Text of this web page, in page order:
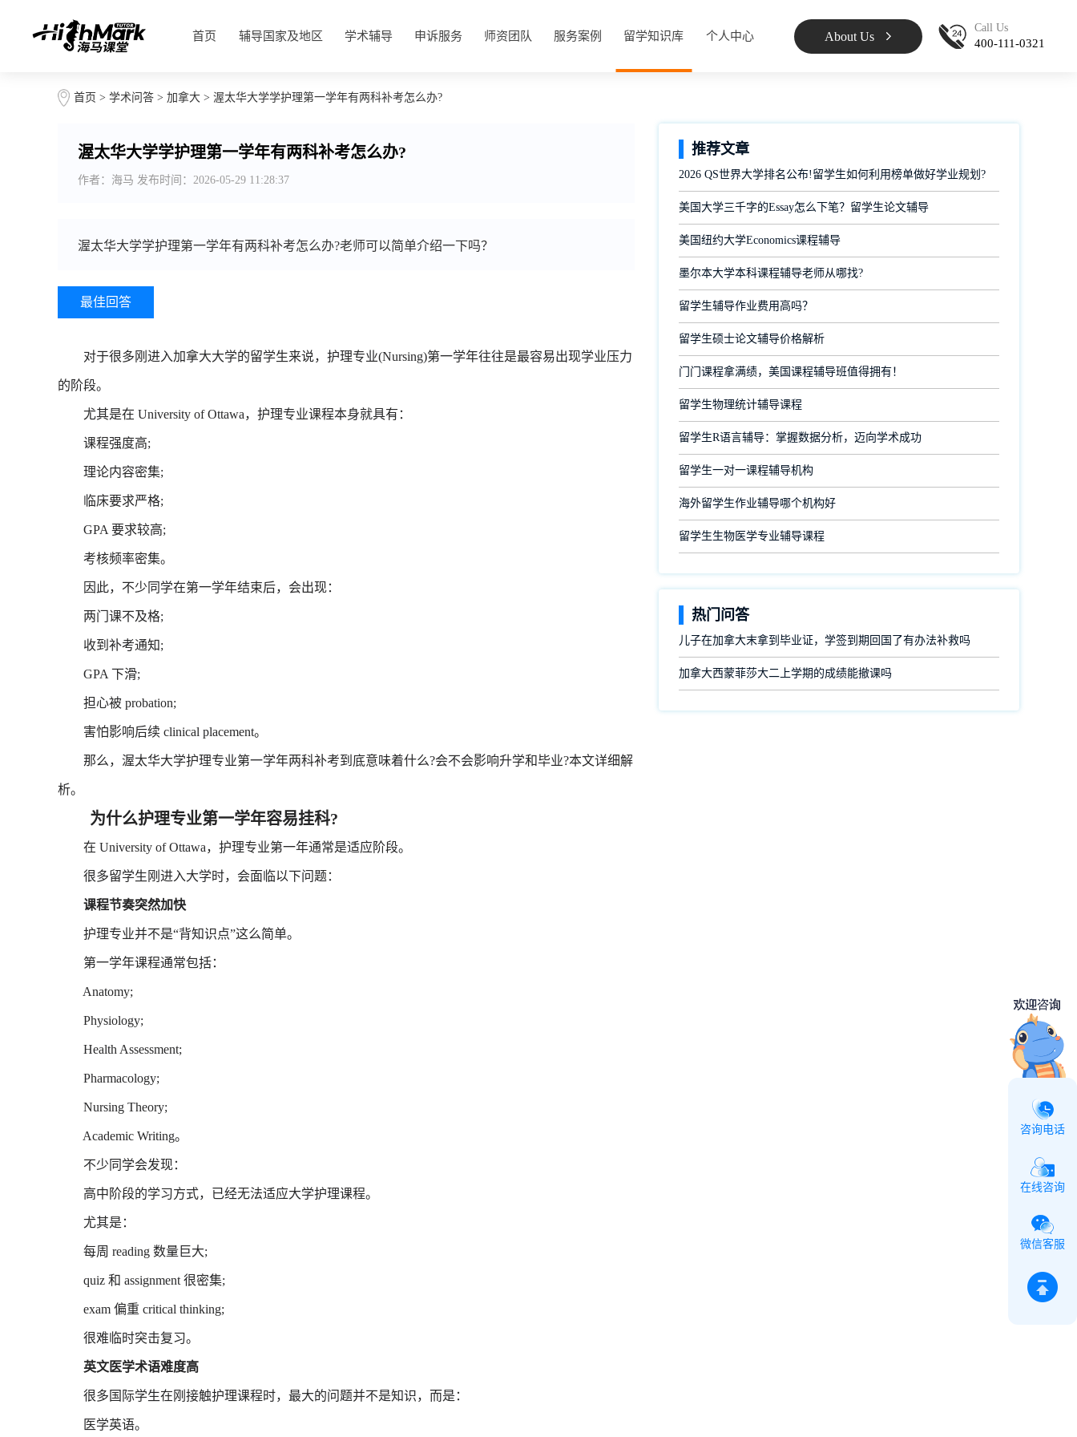
首页 辅导国家及地区 学术辅导 申诉服务 师资团队 服务案例 留学知识库 个人中心 About Us
Call Us
400-111-0321
首页 > 学术问答 > 加拿大 > 渥太华大学学护理第一学年有两科补考怎么办?
渥太华大学学护理第一学年有两科补考怎么办?
作者：海马 发布时间：2026-05-29 11:28:37
渥太华大学学护理第一学年有两科补考怎么办?老师可以简单介绍一下吗？
最佳回答
对于很多刚进入加拿大大学的留学生来说，护理专业(Nursing)第一学年往往是最容易出现学业压力
的阶段。
尤其是在 University of Ottawa，护理专业课程本身就具有：
课程强度高;
理论内容密集;
临床要求严格;
GPA 要求较高;
考核频率密集。
因此，不少同学在第一学年结束后，会出现：
两门课不及格;
收到补考通知;
GPA 下滑;
担心被 probation;
害怕影响后续 clinical placement。
那么，渥太华大学护理专业第一学年两科补考到底意味着什么?会不会影响升学和毕业?本文详细解
析。
为什么护理专业第一学年容易挂科?
在 University of Ottawa，护理专业第一年通常是适应阶段。
很多留学生刚进入大学时，会面临以下问题：
课程节奏突然加快
护理专业并不是“背知识点”这么简单。
第一学年课程通常包括：
Anatomy;
Physiology;
Health Assessment;
Pharmacology;
Nursing Theory;
Academic Writing。
不少同学会发现：
高中阶段的学习方式，已经无法适应大学护理课程。
尤其是：
每周 reading 数量巨大;
quiz 和 assignment 很密集;
exam 偏重 critical thinking;
很难临时突击复习。
英文医学术语难度高
很多国际学生在刚接触护理课程时，最大的问题并不是知识，而是：
医学英语。
推荐文章
2026 QS世界大学排名公布!留学生如何利用榜单做好学业规划?
美国大学三千字的Essay怎么下笔？留学生论文辅导
美国纽约大学Economics课程辅导
墨尔本大学本科课程辅导老师从哪找?
留学生辅导作业费用高吗？
留学生硕士论文辅导价格解析
门门课程拿满绩，美国课程辅导班值得拥有！
留学生物理统计辅导课程
留学生R语言辅导：掌握数据分析，迈向学术成功
留学生一对一课程辅导机构
海外留学生作业辅导哪个机构好
留学生生物医学专业辅导课程
热门问答
儿子在加拿大末拿到毕业证，学签到期回国了有办法补救吗
加拿大西蒙菲莎大二上学期的成绩能撤课吗
咨询电话
在线咨询
微信客服